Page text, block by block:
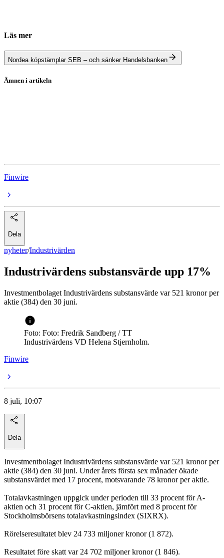
Läs mer
Nordea köpstämplar SEB – och sänker Handelsbanken
Ämnen i artikeln
Finwire
Dela
nyheter/Industrivärden
Industrivärdens substansvärde upp 17%
Investmentbolaget Industrivärdens substansvärde var 521 kronor per
aktie (384) den 30 juni.
Foto: Foto: Fredrik Sandberg / TT
Industrivärdens VD Helena Stjernholm.
Finwire
8 juli, 10:07
Dela
Investmentbolaget Industrivärdens substansvärde var 521 kronor per
aktie (384) den 30 juni. Under årets första sex månader ökade
substansvärdet med 17 procent, motsvarande 78 kronor per aktie.
Totalavkastningen uppgick under perioden till 33 procent för A-
aktien och 31 procent för C-aktien, jämfört med 8 procent för
Stockholmsbörsens totalavkastningsindex (SIXRX).
Rörelseresultatet blev 24 733 miljoner kronor (1 872).
Resultatet före skatt var 24 702 miljoner kronor (1 846).